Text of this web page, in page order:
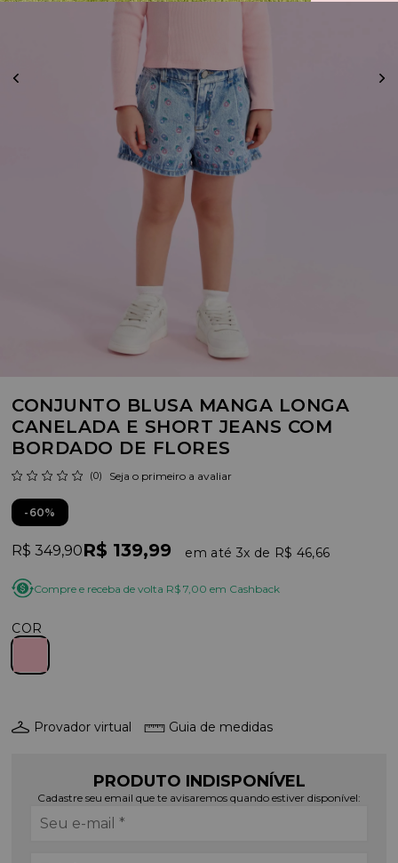
CONJUNTO BLUSA MANGA LONGA
CANELADA E SHORT JEANS COM
BORDADO DE FLORES
(0) Seja o primeiro a avaliar
60%
R$ 349,90R$ 139,99 3x R$ 46,66
Compre e receba de volta R$ 7,00 em Cashback
COR
Provador virtual Guia de medidas
PRODUTO INDISPONÍVEL
Cadastre seu email que te avisaremos quando estiver disponível: